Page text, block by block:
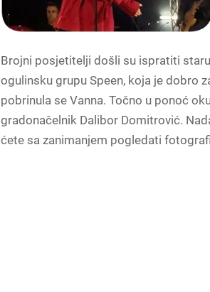
Brojni posjetitelji došli su ispratiti
ogulinsku grupu Speen, koja je dobro
pobrinula se Vanna. Točno u ponoć
gradonačelnik Dalibor Domitrović.
ćete sa zanimanjem pogledati